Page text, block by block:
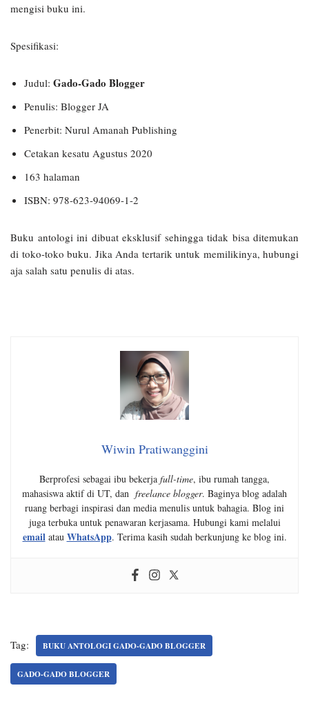
mengisi buku ini.
Spesifikasi:
Judul: Gado-Gado Blogger
Penulis: Blogger JA
Penerbit: Nurul Amanah Publishing
Cetakan kesatu Agustus 2020
163 halaman
ISBN: 978-623-94069-1-2
Buku antologi ini dibuat eksklusif sehingga tidak bisa ditemukan
di toko-toko buku. Jika Anda tertarik untuk memilikinya, hubungi
aja salah satu penulis di atas.
Wiwin Pratiwanggini
Berprofesi sebagai ibu bekerja full-time, ibu rumah tangga,
mahasiswa aktif di UT, dan freelance blogger. Baginya blog adalah
ruang berbagi inspirasi dan media menulis untuk bahagia. Blog ini
juga terbuka untuk penawaran kerjasama. Hubungi kami melalui
emailatau WhatsApp. Terima kasih sudah berkunjung ke blog ini.
Tag: BUKU ANTOLOGI GADO-GADO BLOGGER
GADO-GADO BLOGGER